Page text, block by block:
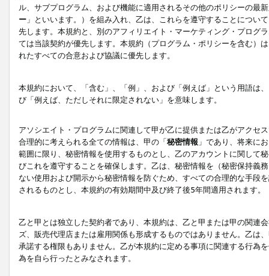
ル、サブプログラム、および機能に適用されるその他のポリシーの最
ー 」といいます。）を組み入れ、乙は、これらを遵守することにつ
先します。本規約と、別のアフィリエイト・マーケティング・プログ
ては当該契約が優先します。本規約（プログラム・ポリシーを含む）
れたすべての合意および協議に優先します。
本規約において、「含む」、「例」、および「例えば」という用語は
び「例えば、ただしそれに限定されない」を意味します。
アソシエイト・プログラムに関連して甲が乙に提供または乙がアクセ
合理的に考えられる全ての情報は、甲の「秘密情報 」であり、将来に
範囲に限り、秘密情報を使用するものとし、乙のアカウントに関して
びこれを遵守することを確保します。乙は、秘密情報を（秘密保持義
ない使用および開示から秘密情報を防ぐため、すべての合理的な手段
されるものとし、本規約の有効期間中及び終了後5年間適用されます。
乙と甲とは独立した契約者であり、本規約は、乙と甲または甲の関連
ズ、販売代理店または雇用関係も形成するものではありません。乙は
承諾する権限もありません。乙が本規約に定める事項に関連する行為
為を自ら行ったとみなされます。